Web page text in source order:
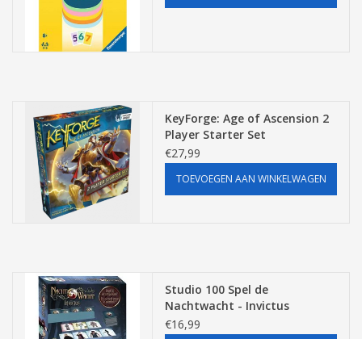
KeyForge: Age of Ascension 2
Player Starter Set
€27,99
TOEVOEGEN AAN WINKELWAGEN
Studio 100 Spel de
Nachtwacht - Invictus
€16,99